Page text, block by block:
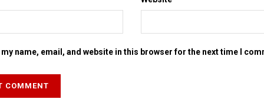
my name, email, and website in this browser for the next time I